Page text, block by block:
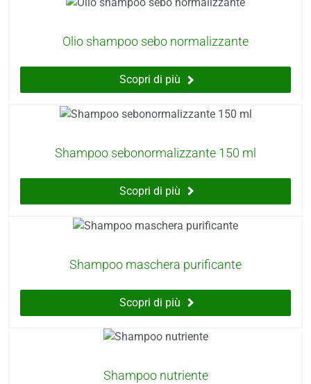
Olio shampoo sebo normalizzante
Scopri di più
Shampoo sebonormalizzante 150 ml
Scopri di più
Shampoo maschera purificante
Scopri di più
Shampoo nutriente